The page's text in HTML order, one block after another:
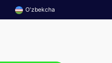
O'zbekcha